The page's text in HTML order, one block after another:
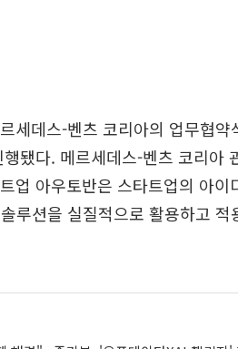
세데스-벤츠 코리아의 업무협
됐다. 메르세데스-벤츠 코리아
업 아우토반은 스타트업의 아
루션을 실질적으로 활용하고